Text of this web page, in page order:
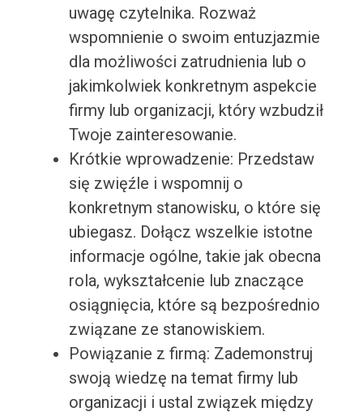
uwagę czytelnika. Rozważ
wspomnienie o swoim entuzjazmie
dla możliwości zatrudnienia lub o
jakimkolwiek konkretnym aspekcie
firmy lub organizacji, który wzbudził
Twoje zainteresowanie.
Krótkie wprowadzenie: Przedstaw
się zwięźle i wspomnij o
konkretnym stanowisku, o które się
ubiegasz. Dołącz wszelkie istotne
informacje ogólne, takie jak obecna
rola, wykształcenie lub znaczące
osiągnięcia, które są bezpośrednio
związane ze stanowiskiem.
Powiązanie z firmą: Zademonstruj
swoją wiedzę na temat firmy lub
organizacji i ustal związek między